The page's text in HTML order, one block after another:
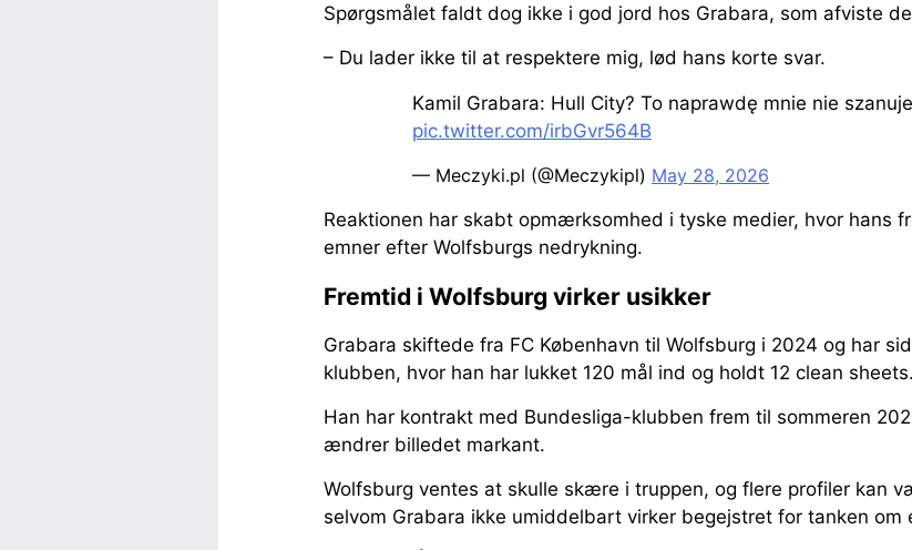
Spørgsmålet faldt dog ikke i god jord hos Grabara, som afviste
– Du lader ikke til at respektere mig, lød hans korte svar.
Kamil Grabara: Hull City? To naprawdę mnie nie
pic.twitter.com/irbGvr564B
— Meczyki.pl (@Meczykipl) May 28, 2026
Reaktionen har skabt opmærksomhed i tyske medier, hvor hans
emner efter Wolfsburgs nedrykning.
Fremtid i Wolfsburg virker usikker
Grabara skiftede fra FC København til Wolfsburg i 2024 og har
klubben, hvor han har lukket 120 mål ind og holdt 12 clean sheets.
Han har kontrakt med Bundesliga-klubben frem til sommeren
ændrer billedet markant.
Wolfsburg ventes at skulle skære i truppen, og flere profiler kan
selvom Grabara ikke umiddelbart virker begejstret for tanken om